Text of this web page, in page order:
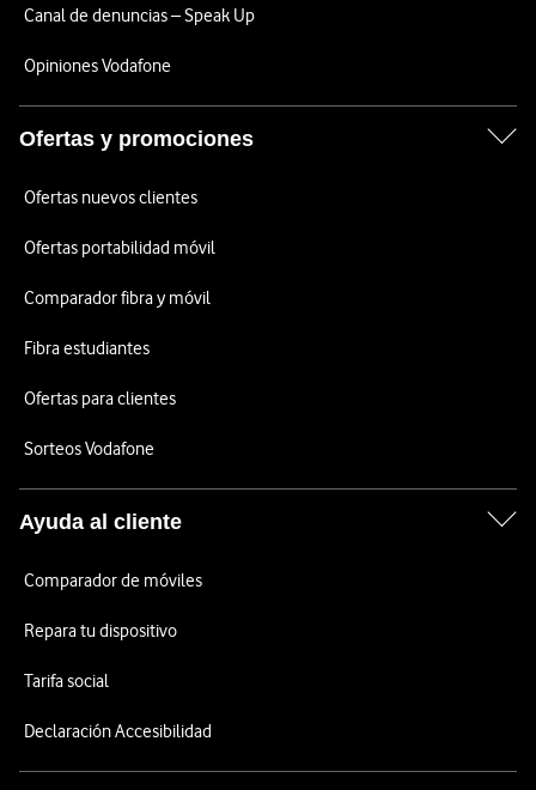
Canal de denuncias – Speak Up
Opiniones Vodafone
Ofertas y promociones
Ofertas nuevos clientes
Ofertas portabilidad móvil
Comparador fibra y móvil
Fibra estudiantes
Ofertas para clientes
Sorteos Vodafone
Ayuda al cliente
Comparador de móviles
Repara tu dispositivo
Tarifa social
Declaración Accesibilidad